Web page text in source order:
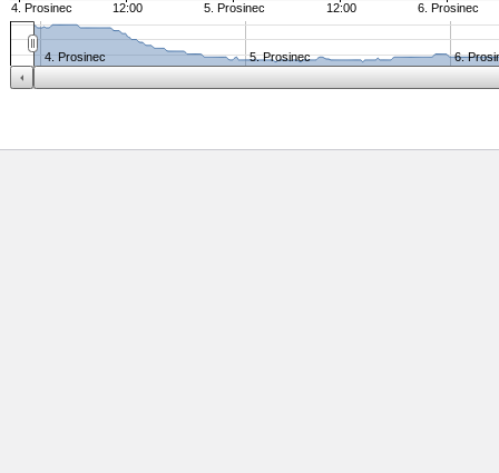
4. Prosinec 12:00 5. Prosinec 12:00 6. Prosinec
4. Prosinec 5. Prosinec 6.